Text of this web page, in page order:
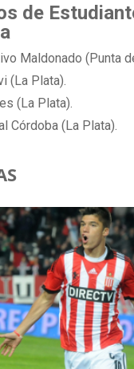
de
Maldonado (Punta
(La Plata).
(La Plata).
Córdoba (La Plata).